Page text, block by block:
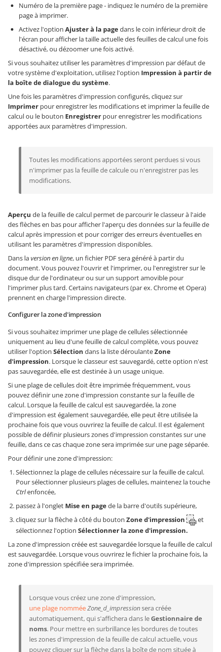
Numéro de la première page - indiquez le numéro de la première
page à imprimer.
Activez l'option Ajuster à la pagedans le coin inférieur droit de
l'écran pour afficher la taille actuelle des feuilles de calcul une fois
désactivé, ou dézoomer une fois activé.
Si vous souhaitez utiliser les paramètres d'impression par défaut de
votre système d'exploitation, utilisez l'option Impression à partir de
la boîte de dialogue du système.
Une fois les paramètres d'impression configurés, cliquez sur
Imprimer pour enregistrer les modifications et imprimer la feuille de
calcul ou le bouton Enregistrer pour enregistrer les modifications
apportées aux paramètres d'impression.
Toutes les modifications apportées seront perdues si vous
n'imprimer pas la feuille de calcule ou n'enregistrer pas les
modifications.
Aperçu de la feuille de calcul permet de parcourir le classeur à l'aide
des flèches en bas pour afficher l'aperçu des données sur la feuille de
calcul après impression et pour corriger des erreurs éventuelles en
utilisant les paramètres d'impression disponibles.
Dans laversion en ligne, un fichier PDF sera généré à partir du
document. Vous pouvez l'ouvrir et l'imprimer, ou l'enregistrer sur le
disque dur de l'ordinateur ou sur un support amovible pour
l'imprimer plus tard. Certains navigateurs (par ex. Chrome et Opera)
prennent en charge l'impression directe.
Configurer la zone d'impression
Si vous souhaitez imprimer une plage de cellules sélectionnée
uniquement au lieu d'une feuille de calcul complète, vous pouvez
utiliser l'option Sélection dans la liste déroulanteZone
d'impression. Lorsque le classeur est sauvegardé, cette option n'est
pas sauvegardée, elle est destinée à un usage unique.
Si une plage de cellules doit être imprimée fréquemment, vous
pouvez définir une zone d'impression constante sur la feuille de
calcul. Lorsque la feuille de calcul est sauvegardée, la zone
d'impression est également sauvegardée, elle peut être utilisée la
prochaine fois que vous ouvrirez la feuille de calcul. Il est également
possible de définir plusieurs zones d'impression constantes sur une
feuille, dans ce cas chaque zone sera imprimée sur une page séparée.
Pour définir une zone d'impression:
Sélectionnez la plage de cellules nécessaire sur la feuille de calcul.
Pour sélectionner plusieurs plages de cellules, maintenez la touche
Ctrlenfoncée,
passez à l'onglet Mise en pagede la barre d'outils supérieure,
cliquez sur la flèche à côté du bouton Zone d'impression
et
sélectionnez l'option Sélectionner la zone d'impression.
La zone d'impression créée est sauvegardée lorsque la feuille de calcul
est sauvegardée. Lorsque vous ouvrirez le fichier la prochaine fois, la
zone d'impression spécifiée sera imprimée.
Lorsque vous créez une zone d'impression,
une plage nomméeZone_d_impressionsera créée
automatiquement, qui s'affichera dans leGestionnaire de
noms. Pour mettre en surbrillance les bordures de toutes
les zones d'impression de la feuille de calcul actuelle, vous
pouvez cliquer sur la flèche dans la boîte de nom située à